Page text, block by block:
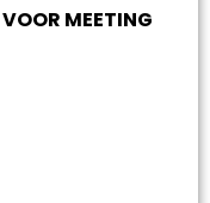
MEETING